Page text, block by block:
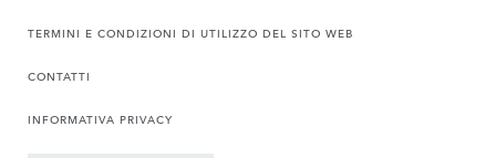
TERMINI E CONDIZIONI DI UTILIZZO DEL SITO WEB
CONTATTI
INFORMATIVA PRIVACY